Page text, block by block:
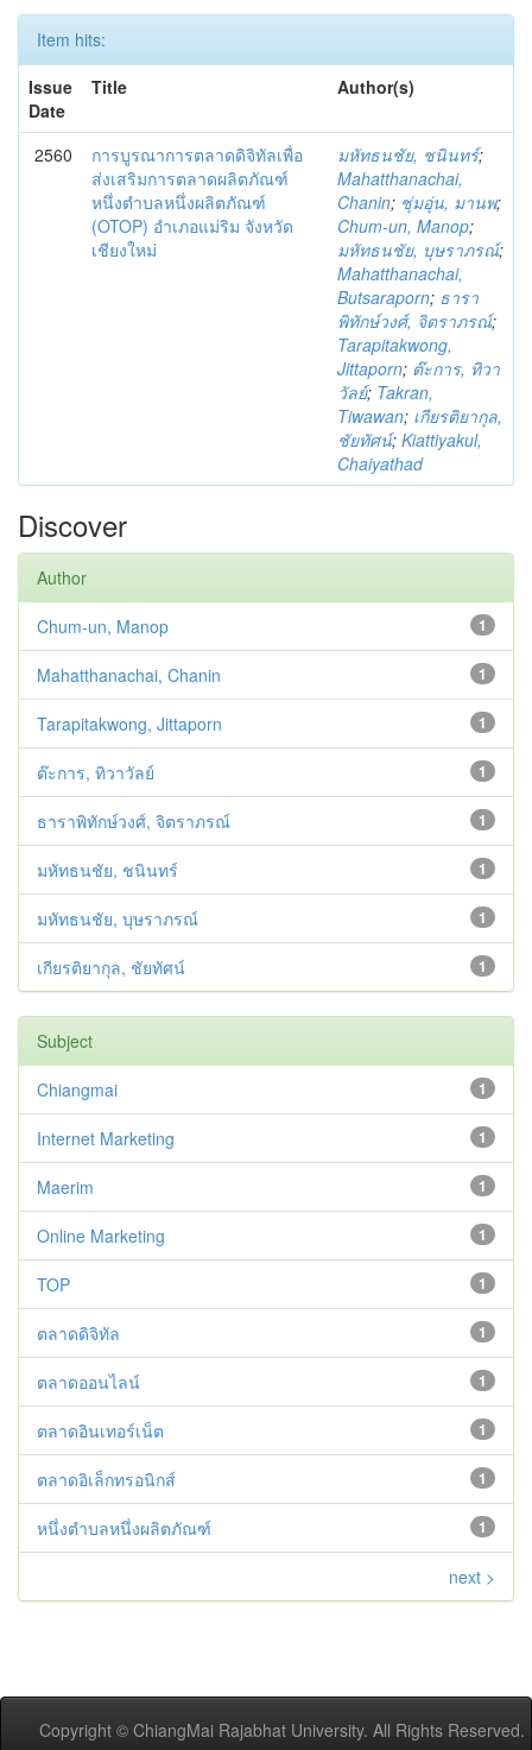
Item hits:
Issue
Date
Title Author(s)
2560
การบูรณาการตลาดดิจิทัลเพื่อ
ส่งเสริมการตลาดผลิตภัณฑ์
หนึ่งตำบลหนึ่งผลิตภัณฑ์
(OTOP) อำเภอแม่ริม จังหวัด
เชียงใหม่
มหัทธนชัย, ชนินทร์;
Mahatthanachai,
Chanin; ชุ่มอุ่น, มานพ;
Chum-un, Manop;
มหัทธนชัย, บุษราภรณ์;
Mahatthanachai,
Butsaraporn; ธารา
พิทักษ์วงศ์, จิตราภรณ์;
Tarapitakwong,
Jittaporn; ต๊ะการ, ทิวา
วัลย์; Takran,
Tiwawan; เกียรติยากุล,
ชัยทัศน์; Kiattiyakul,
Chaiyathad
Discover
Author
1
Chum-un, Manop
1
Mahatthanachai, Chanin
1
Tarapitakwong, Jittaporn
1
ต๊ะการ, ทิวาวัลย์
1
ธาราพิทักษ์วงศ์, จิตราภรณ์
1
มหัทธนชัย, ชนินทร์
1
มหัทธนชัย, บุษราภรณ์
1
เกียรติยากุล, ชัยทัศน์
Subject
1
Chiangmai
1
Internet Marketing
1
Maerim
1
Online Marketing
1
TOP
1
ตลาดดิจิทัล
1
ตลาดออนไลน์
1
ตลาดอินเทอร์เน็ต
1
ตลาดอิเล็กทรอนิกส์
1
หนึ่งตำบลหนึ่งผลิตภัณฑ์
next >
Copyright © ChiangMai Rajabhat University. All Rights Reserved.